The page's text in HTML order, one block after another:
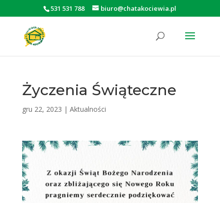
Otwórz pasek narzędzi
531 531 788 biuro@chatakociewia.pl
Życzenia Świąteczne
gru 22, 2023 | Aktualności